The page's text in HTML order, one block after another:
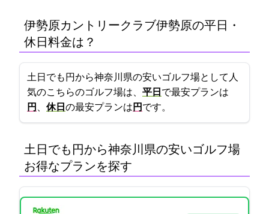
伊勢原カントリークラブ(伊勢原CC)の平日・
休日料金は？
土日でも4655円から!神奈川県の安いゴルフ場として人
気のこちらのゴルフ場は、 平日 で最安プランは
円 、 休日 の最安プランは 5200円 です。
土日でも4655円から!神奈川県の安いゴルフ場:
お得なプランを探す